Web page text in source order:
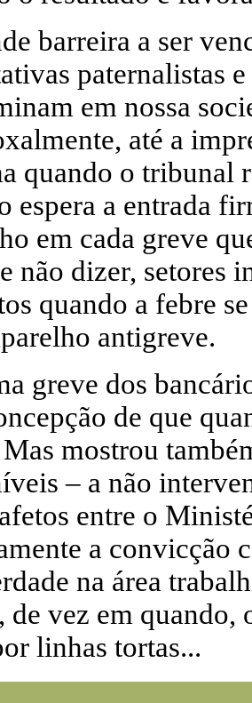
barreira a ser
paternalistas
em nossa
até a
quando o tribunal
espera a entrada
em cada greve
não dizer, setores
quando a febre
antigreve.
greve dos
de que
mostrou
– a não
entre o
a convicção
na área
vez em quando,
linhas tortas...